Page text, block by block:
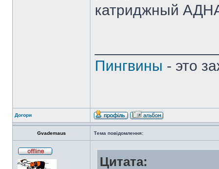
катриджный
Пингвины - это
Догори
Gvademaus Тема повідомлення:
Цитата: